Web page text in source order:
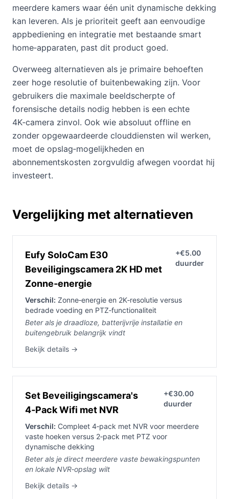
meerdere kamers waar één unit dynamische dekking
kan leveren. Als je prioriteit geeft aan eenvoudige
appbediening en integratie met bestaande smart
home‑apparaten, past dit product goed.
Overweeg alternatieven als je primaire behoeften
zeer hoge resolutie of buitenbewaking zijn. Voor
gebruikers die maximale beeldscherpte of
forensische details nodig hebben is een echte
4K‑camera zinvol. Ook wie absoluut offline en
zonder opgewaardeerde clouddiensten wil werken,
moet de opslag‑mogelijkheden en
abonnementskosten zorgvuldig afwegen voordat hij
investeert.
Vergelijking met alternatieven
Eufy SoloCam E30
Beveiligingscamera 2K HD met
Zonne‑energie
+€5.00
duurder
Verschil: Zonne‑energie en 2K‑resolutie versus
bedrade voeding en PTZ‑functionaliteit
Beter als je draadloze, batterijvrije installatie en
buitengebruik belangrijk vindt
Bekijk details →
Set Beveiligingscamera's
4‑Pack Wifi met NVR
+€30.00
duurder
Verschil: Compleet 4‑pack met NVR voor meerdere
vaste hoeken versus 2‑pack met PTZ voor
dynamische dekking
Beter als je direct meerdere vaste bewakingspunten
en lokale NVR‑opslag wilt
Bekijk details →